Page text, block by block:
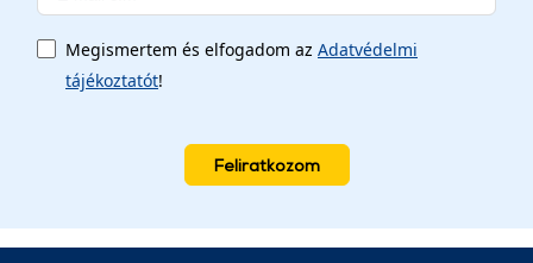
Megismertem és elfogadom az Adatvédelmi
tájékoztatót!
Feliratkozom